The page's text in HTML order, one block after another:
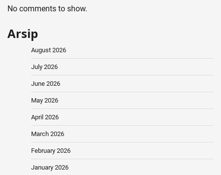
No comments to show.
Arsip
August 2026
July 2026
June 2026
May 2026
April 2026
March 2026
February 2026
January 2026